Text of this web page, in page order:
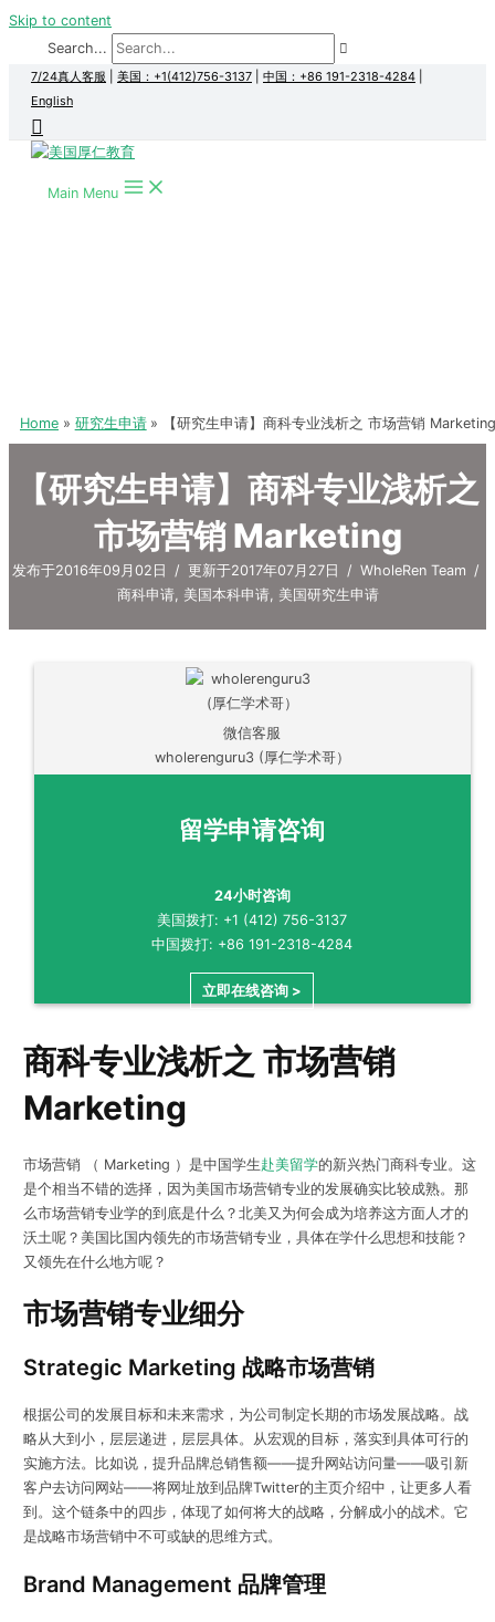
Skip to content
Search...
7/24真人客服 美国：+1(412)756-3137 中国：+86 191-2318-4284
English
Main Menu
Home 研究生申请 【研究生申请】商科专业浅析之 市场营销
【研究生申请】商科专业浅析之
市场营销 Marketing
发布于2016年09月02日 / 更新于2017年07月27日 / WholeRen Team /
商科申请, 美国本科申请, 美国研究生申请
微信客服
wholerenguru3 (厚仁学术哥）
留学申请咨询
24小时咨询
美国拨打: +1 (412) 756-3137
中国拨打: +86 191-2318-4284
立即在线咨询 >
商科专业浅析之 市场营销
Marketing
市场营销 （ Marketing ）是中国学生赴美留学的新兴热门商科专业。这
是个相当不错的选择，因为美国市场营销专业的发展确实比较成熟。那
么市场营销专业学的到底是什么？北美又为何会成为培养这方面人才的
沃土呢？美国比国内领先的市场营销专业，具体在学什么思想和技能？
又领先在什么地方呢？
市场营销专业细分
Strategic Marketing 战略市场营销
根据公司的发展目标和未来需求，为公司制定长期的市场发展战略。战
略从大到小，层层递进，层层具体。从宏观的目标，落实到具体可行的
实施方法。比如说，提升品牌总销售额——提升网站访问量——吸引新
客户去访问网站——将网址放到品牌Twitter的主页介绍中，让更多人看
到。这个链条中的四步，体现了如何将大的战略，分解成小的战术。它
是战略市场营销中不可或缺的思维方式。
Brand Management 品牌管理